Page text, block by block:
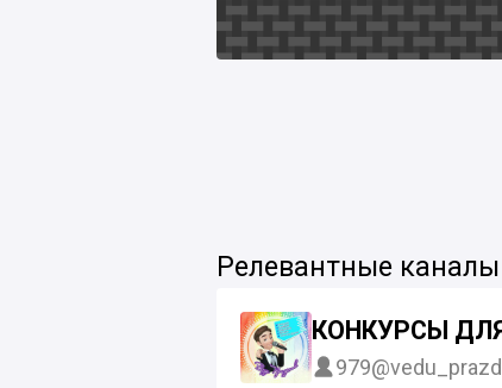
Релевантные
КОНКУРСЫ
979